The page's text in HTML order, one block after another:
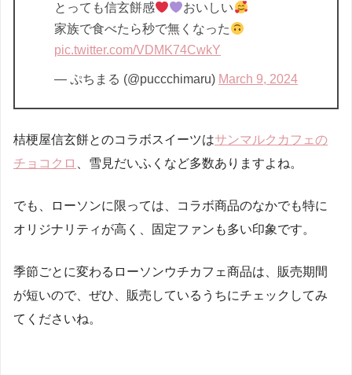
とっても信玄餅感
おいしい
家族で食べたら秒で無くなった
pic.twitter.com/VDMK74CwkY
— ぷちまる (@puccchimaru) March 9, 2024
桔梗屋信玄餅とのコラボスイーツはサンマルクカフェの
チョコクロ
、雪見だいふくなど多数ありますよね。
でも、ローソンに限っては、コラボ商品のなかでも特に
オリジナリティが高く、固定ファンも多い印象です。
季節ごとに変わるローソンウチカフェ商品は、販売期間
が短いので、ぜひ、販売しているうちにチェックしてみ
てくださいね。